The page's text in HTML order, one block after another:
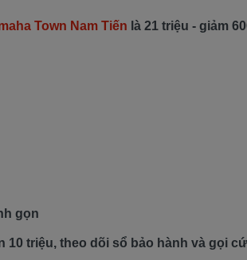
Town Nam Tiến là 21 triệu - giảm
gọn
triệu, theo dõi sổ bảo hành và gọi